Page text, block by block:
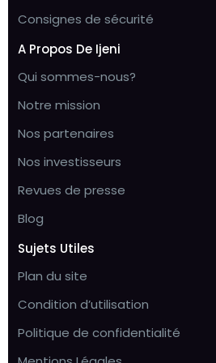
Consignes de sécurité
A Propos De Ijeni
Qui sommes-nous?
Notre mission
Nos partenaires
Nos investisseurs
Revues de presse
Blog
Sujets Utiles
Plan du site
Condition d’utilisation
Politique de confidentialité